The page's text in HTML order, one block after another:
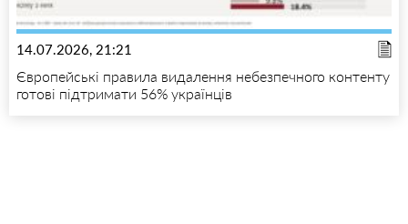
14.07.2026, 21:21
Європейські правила видалення небезпечного контенту
готові підтримати 56% українців